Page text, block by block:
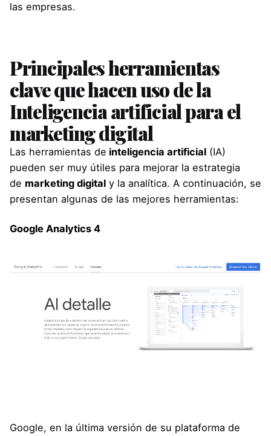
las empresas.
Principales herramientas
clave que hacen uso de la
Inteligencia artificial para el
marketing digital
Las herramientas de inteligencia artificial (IA)
pueden ser muy útiles para mejorar la estrategia
de marketing digital y la analítica. A continuación, se
presentan algunas de las mejores herramientas:
Google Analytics 4
Google, en la última versión de su plataforma de